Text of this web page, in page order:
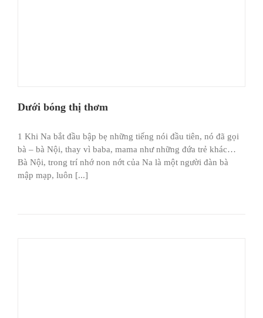
Dưới bóng thị thơm
1 Khi Na bắt đầu bập bẹ những tiếng nói đầu tiên, nó đã gọi
bà – bà Nội, thay vì baba, mama như những đứa trẻ khác…
Bà Nội, trong trí nhớ non nớt của Na là một người đàn bà
mập mạp, luôn [...]